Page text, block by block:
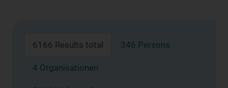
6166 Results total 346 Persons
4 Organisationen